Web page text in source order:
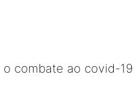
o combate ao covid-19